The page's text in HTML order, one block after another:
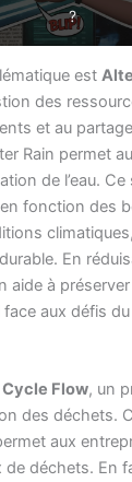
?
est
des
et au
Rain permet
de l’eau.
en fonction des
En
aide à
face aux défis
Cycle Flow, un
des déchets.
aux
de déchets. En